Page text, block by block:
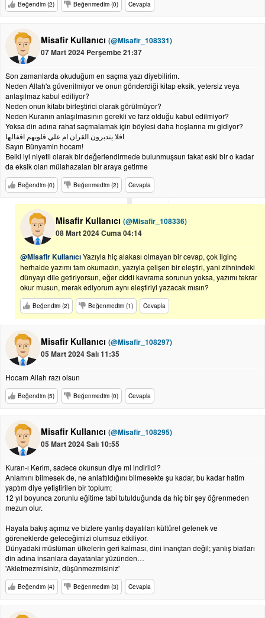
Beğendim (2) Beğenmedim (0) Cevapla
Misafir Kullanıcı (@Misafir_108331)
07 Mart 2024 Perşembe 21:37
Son zamanlarda okuduğum en saçma yazı diyebilirim.
Neden Allah'a güvenilmiyor ve onun gönderdiği kitap eksik, yetersiz veya
anlaşılmaz kabul ediliyor?
Neden onun kitabı birleştirici olarak görülmüyor?
Neden Kuranın anlaşılmasının gerekli ve farz olduğu kabul edilmiyor?
Yoksa din adına rahat saçmalamak için böylesi daha hoşlarına mı gidiyor?
افلا يتدبرون القران ام علي قلوبهم اقفالها
Sayın Bünyamin hocam!
Belki iyi niyetli olarak bir değerlendirmede bulunmuşsun fakat eski bir o kadar
da eksik olan mülahazaları bir araya getirme
Beğendim (0) Beğenmedim (2) Cevapla
Misafir Kullanıcı (@Misafir_108336)
08 Mart 2024 Cuma 04:14
@Misafir KullanıcıYazıyla hiç alakası olmayan bir cevap, çok ilginç
herhalde yazımı tam okumadın, yazıyla çelişen bir eleştiri, yani zihnindeki
dünyayı dile getiriyorsun, eğer ciddi kavrama sorunun yoksa, yazımı tekrar
okur musun, merak ediyorum aynı eleştiriyi yazacak mısın?
Beğendim (2) Beğenmedim (1) Cevapla
Misafir Kullanıcı (@Misafir_108297)
05 Mart 2024 Salı 11:35
Hocam Allah razı olsun
Beğendim (5) Beğenmedim (0) Cevapla
Misafir Kullanıcı (@Misafir_108295)
05 Mart 2024 Salı 10:55
Kuran-ı Kerim, sadece okunsun diye mi indirildi?
Anlamını bilmesek de, ne anlattıldığını bilmesekte şu kadar, bu kadar hatim
yaptım diye yetiştirilen bir toplum;
12 yıl boyunca zorunlu eğitime tabi tutulduğunda da hiç bir şey öğrenmeden
mezun olur.
Hayata bakış açımız ve bizlere yanlış dayatılan kültürel gelenek ve
göreneklerde geleceğimizi olumsuz etkiliyor.
Dünyadaki müslüman ülkelerin geri kalması, dini inançtan değil; yanlış biatları
din adına insanlara dayatanlar yüzünden…
'Akletmezmisiniz, düşünmezmisiniz'
Beğendim (4) Beğenmedim (3) Cevapla